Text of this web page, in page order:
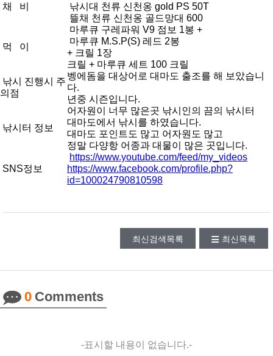
채 비
낚시대 천류 신천옹 gold PS 50T
뜰채 천류 신천옹 골드망대 600
먹 이
마루큐 구레파워 V9 점보 1봉 +
마루큐 M.S.P(S) 레드 2봉
+ 크릴 1장
크릴 + 마루큐 세트 100 크릴
낚시 진행시 주
의점
벵에돔을 대상어로 대마도 출조를 해 보았습니
다.
년중 시즌입니다.
낚시터 정보
어자원이 너무 많은곳 낚시인의 끔의 낚시터
대마도에서 낚시를 하였습니다.
대마도 포인트도 많고 어자원도 많고
정말 다양항 어종과 대물이 많은 곳입니다.
SNS정보
https://www.youtube.com/feed/my_videos
https://www.facebook.com/profile.php?
id=100024790810598
최신검색목록 최신목록
0 Comments
-표시할 내용이 없습니다.-